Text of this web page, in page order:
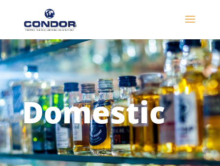
Domestic